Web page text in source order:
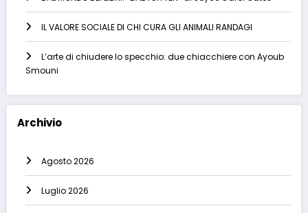
IL VALORE SOCIALE DI CHI CURA GLI ANIMALI RANDAGI
L’arte di chiudere lo specchio: due chiacchiere con Ayoub
Smouni
Archivio
Agosto 2026
Luglio 2026